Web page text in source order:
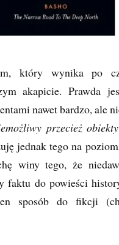
który wynika po
akapicie. Prawda
nawet bardzo, ale
przecież
jednak tego na
winy tego, że
faktu do powieści
sposób do fikcji